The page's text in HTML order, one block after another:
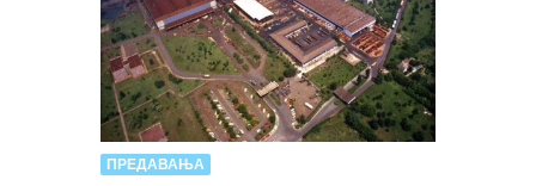
ПРЕДАВАЊА